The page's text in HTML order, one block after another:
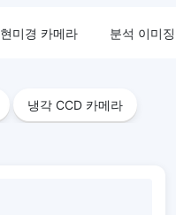
현미경 카메라 분석 이미
냉각 CCD 카메라